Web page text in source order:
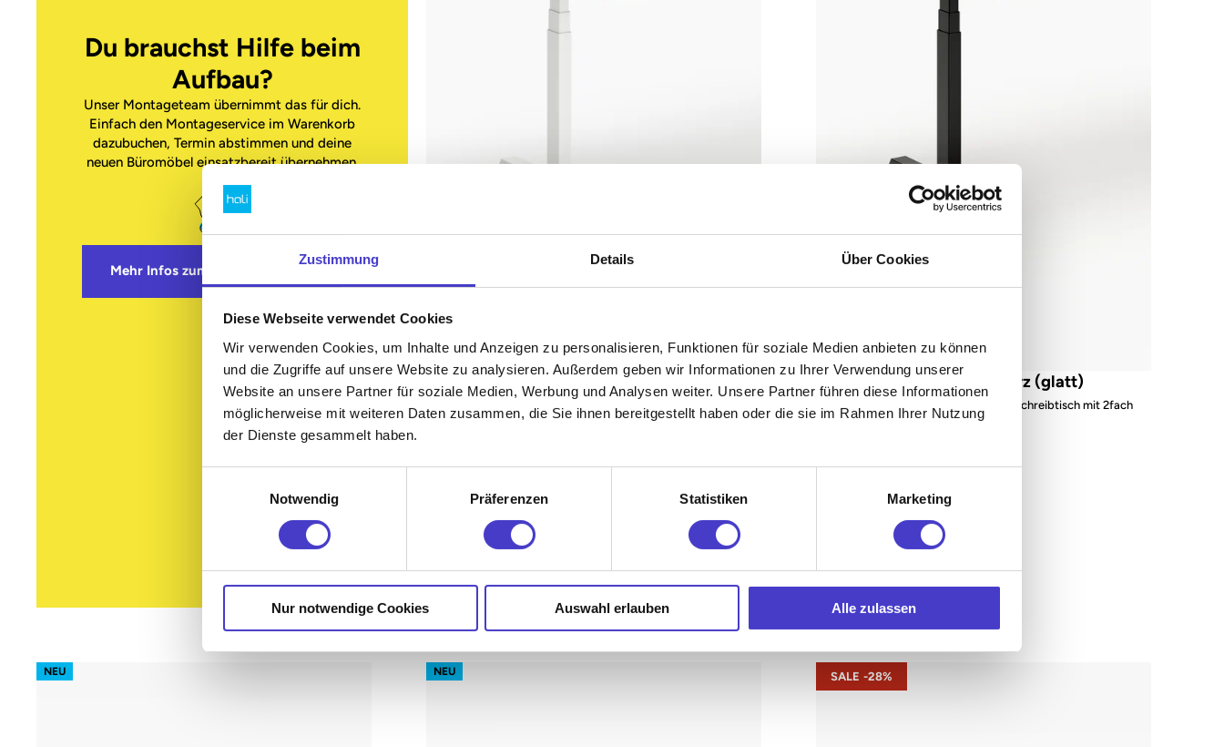
Zustimmung Details Über Cookies
Diese Webseite verwendet Cookies
Wir verwenden Cookies, um Inhalte und Anzeigen zu personalisieren, Funktionen für soziale Medien anbieten zu können
und die Zugriffe auf unsere Website zu analysieren. Außerdem geben wir Informationen zu Ihrer Verwendung unserer
Website an unsere Partner für soziale Medien, Werbung und Analysen weiter. Unsere Partner führen diese Informationen
möglicherweise mit weiteren Daten zusammen, die Sie ihnen bereitgestellt haben oder die sie im Rahmen Ihrer Nutzung
der Dienste gesammelt haben.
Notwendig
Präferenzen Statistiken Marketing
Nur notwendige Cookies Auswahl erlauben Alle zulassen
Du brauchst Hilfe beim
Aufbau?
Unser Montageteam übernimmt das für dich.
Einfach den Montageservice im Warenkorb
dazubuchen, Termin abstimmen und deine
neuen Büromöbel einsatzbereit übernehmen.
Mehr Infos zum Montageservice
s52 focus – Gestell Weiß (glatt)
Memory-Funktion
ab
inkl. 20% MwSt. (Netto: €399,16)
s52 focus – Gestell Schwarz (glatt)
Multifunktionaler höhenverstellbarer Schreibtisch mit 2fach
Memory-Funktion
inkl. 20% MwSt. (Netto: €399,16)
s62 prime – Gestell Weiß (glatt)
NEU s62 prime – Gestell Schwarz (glatt)
NEU s22 – Gestell Schwarz (glatt)
SALE -28%